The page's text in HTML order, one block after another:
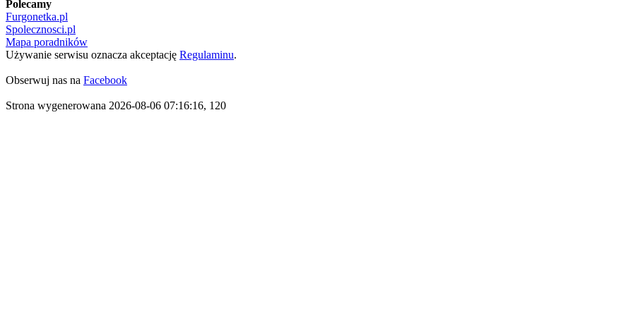
Polecamy
Furgonetka.pl
Spolecznosci.pl
Mapa poradników
Używanie serwisu oznacza akceptację Regulaminu.
Obserwuj nas na Facebook
Strona wygenerowana 2026-08-06 07:16:16, 120